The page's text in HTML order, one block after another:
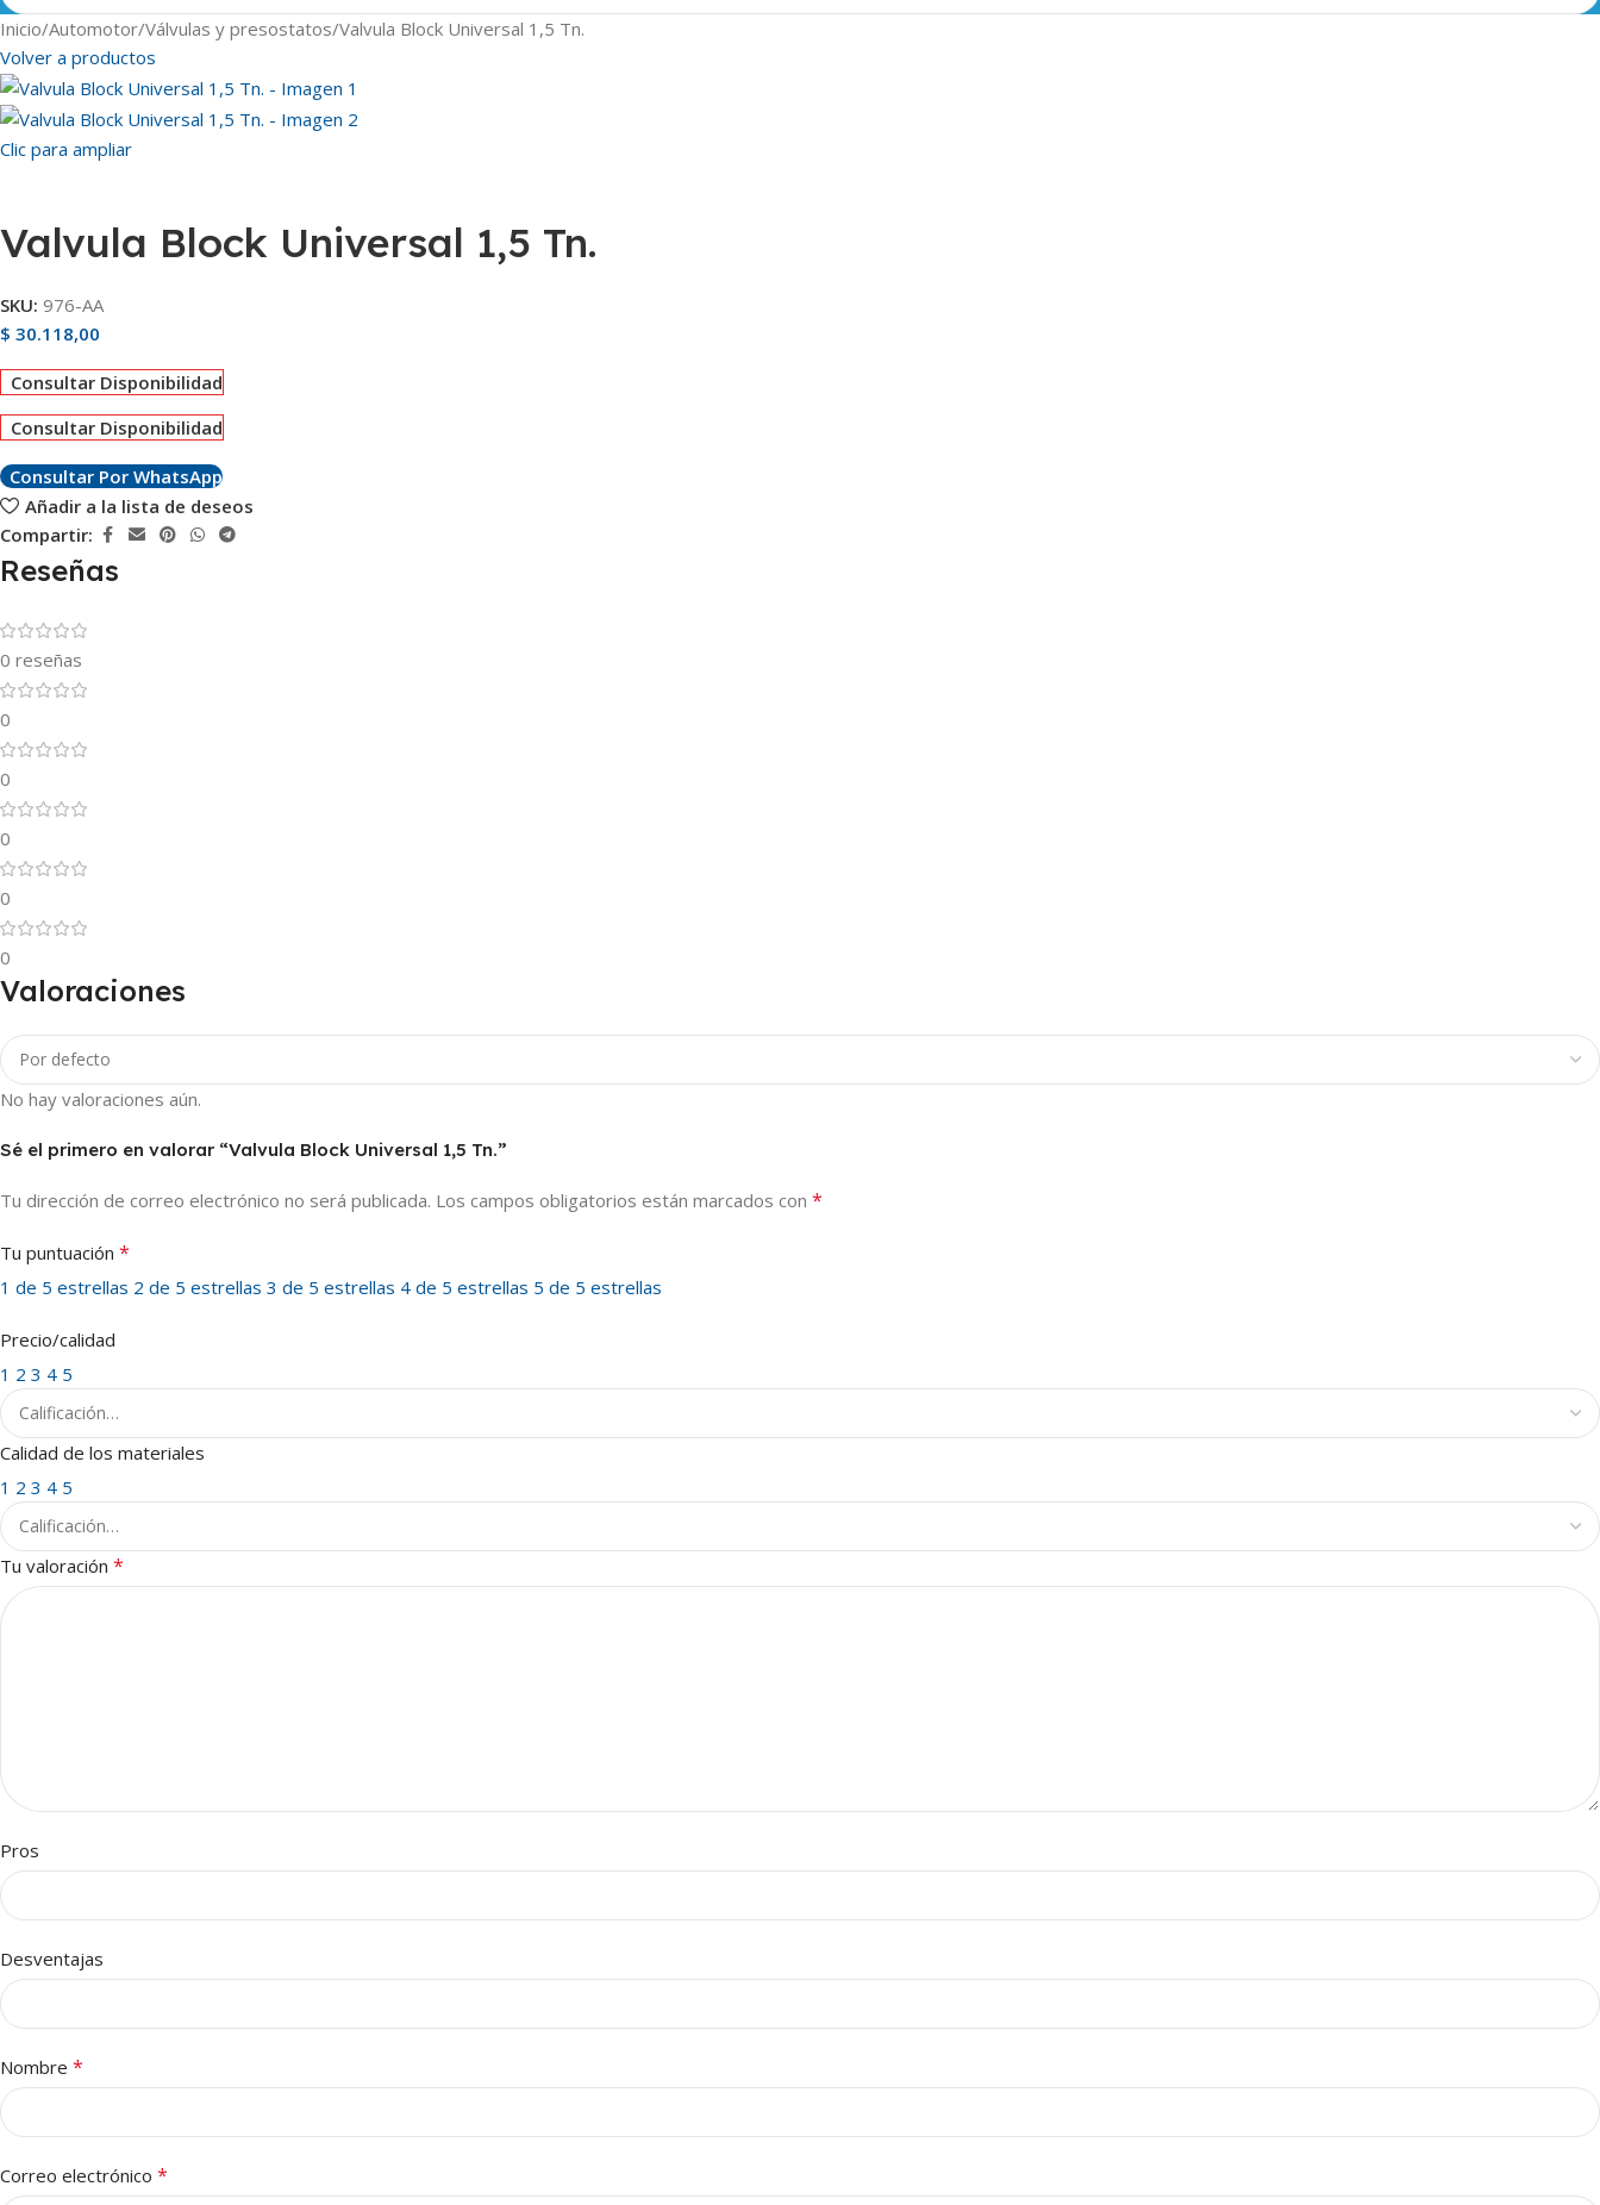
Inicio Automotor Válvulas y presostatos Valvula Block Universal 1,5 Tn.
Volver a productos
Clic para ampliar
Valvula Block Universal 1,5 Tn.
SKU: 976-AA
$ 30.118,00
Consultar Disponibilidad
Consultar Disponibilidad
Consultar Por WhatsApp
Añadir a la lista de deseos
Compartir:
Reseñas
0 reseñas
0
0
0
0
0
Valoraciones
No hay valoraciones aún.
Sé el primero en valorar “Valvula Block Universal 1,5 Tn.”
Tu dirección de correo electrónico no será publicada. Los campos obligatorios están marcados con *
Tu puntuación *
1 de 5 estrellas 2 de 5 estrellas 3 de 5 estrellas 4 de 5 estrellas 5 de 5 estrellas
Precio/calidad
1 2 3 4 5
Calidad de los materiales
1 2 3 4 5
Tu valoración *
Pros
Desventajas
Nombre *
Correo electrónico *